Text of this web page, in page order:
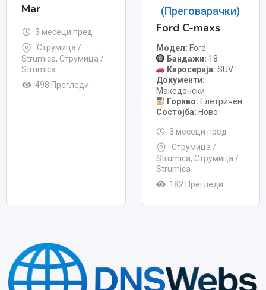
Mar
3 месеци пред
Струмица /
Strumica, Струмица /
Strumica
498 Прегледи
(Преговарачки)
Ford C-maxs
Модел Ford
Бандажи 18
Каросерија SUV
Документи
Македонски
Гориво Елетричен
Состојба Ново
3 месеци пред
Струмица /
Strumica, Струмица /
Strumica
182 Прегледи